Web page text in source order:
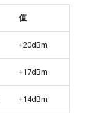
值
+20dBm
+17dBm
+14dBm